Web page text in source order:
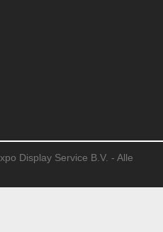
Display Service B.V. - Alle